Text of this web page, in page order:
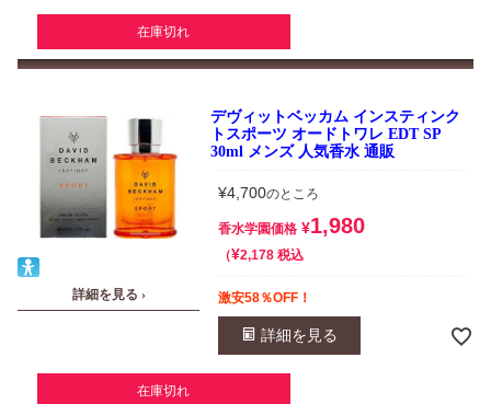
在庫切れ
詳細を見る ›
デヴィットベッカム インスティンク
トスポーツ オードトワレ EDT SP
30ml メンズ 人気香水 通販
¥4,700のところ
香水学園価格 ¥1,980
¥2,178 税込
激安58％OFF！
詳細を見る
在庫切れ